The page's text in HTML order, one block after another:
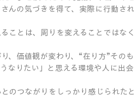
んの気づきを得て、実際に行動さ
ことは、周りを変えることではな
、価値観が変わり、“在り方”その
なりたい」と思える環境や人に出
のつながりをしっかり感じられた